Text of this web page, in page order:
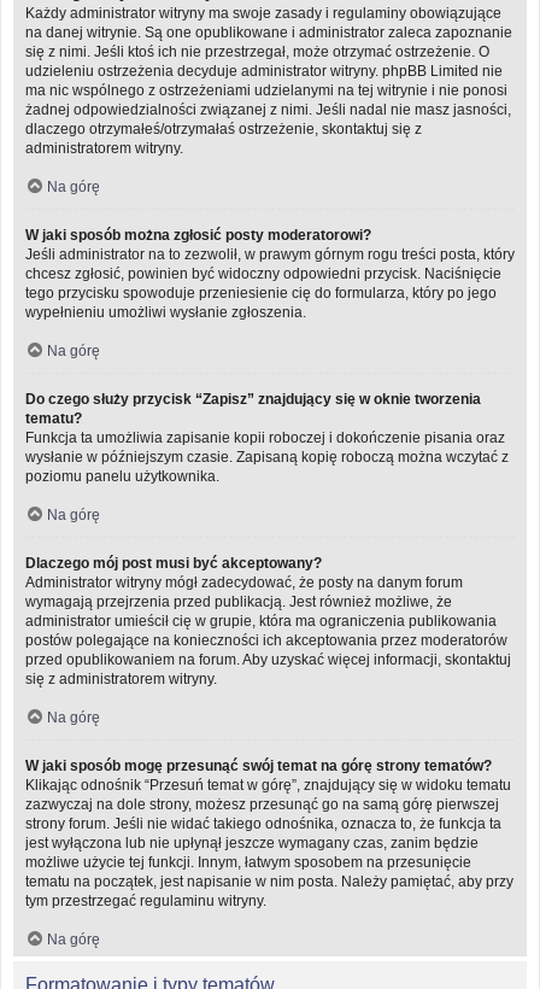
Każdy administrator witryny ma swoje zasady i regulaminy obowiązujące
na danej witrynie. Są one opublikowane i administrator zaleca zapoznanie
się z nimi. Jeśli ktoś ich nie przestrzegał, może otrzymać ostrzeżenie. O
udzieleniu ostrzeżenia decyduje administrator witryny. phpBB Limited nie
ma nic wspólnego z ostrzeżeniami udzielanymi na tej witrynie i nie ponosi
żadnej odpowiedzialności związanej z nimi. Jeśli nadal nie masz jasności,
dlaczego otrzymałeś/otrzymałaś ostrzeżenie, skontaktuj się z
administratorem witryny.
Na górę
W jaki sposób można zgłosić posty moderatorowi?
Jeśli administrator na to zezwolił, w prawym górnym rogu treści posta, który
chcesz zgłosić, powinien być widoczny odpowiedni przycisk. Naciśnięcie
tego przycisku spowoduje przeniesienie cię do formularza, który po jego
wypełnieniu umożliwi wysłanie zgłoszenia.
Na górę
Do czego służy przycisk “Zapisz” znajdujący się w oknie tworzenia
tematu?
Funkcja ta umożliwia zapisanie kopii roboczej i dokończenie pisania oraz
wysłanie w późniejszym czasie. Zapisaną kopię roboczą można wczytać z
poziomu panelu użytkownika.
Na górę
Dlaczego mój post musi być akceptowany?
Administrator witryny mógł zadecydować, że posty na danym forum
wymagają przejrzenia przed publikacją. Jest również możliwe, że
administrator umieścił cię w grupie, która ma ograniczenia publikowania
postów polegające na konieczności ich akceptowania przez moderatorów
przed opublikowaniem na forum. Aby uzyskać więcej informacji, skontaktuj
się z administratorem witryny.
Na górę
W jaki sposób mogę przesunąć swój temat na górę strony tematów?
Klikając odnośnik “Przesuń temat w górę”, znajdujący się w widoku tematu
zazwyczaj na dole strony, możesz przesunąć go na samą górę pierwszej
strony forum. Jeśli nie widać takiego odnośnika, oznacza to, że funkcja ta
jest wyłączona lub nie upłynął jeszcze wymagany czas, zanim będzie
możliwe użycie tej funkcji. Innym, łatwym sposobem na przesunięcie
tematu na początek, jest napisanie w nim posta. Należy pamiętać, aby przy
tym przestrzegać regulaminu witryny.
Na górę
Formatowanie i typy tematów